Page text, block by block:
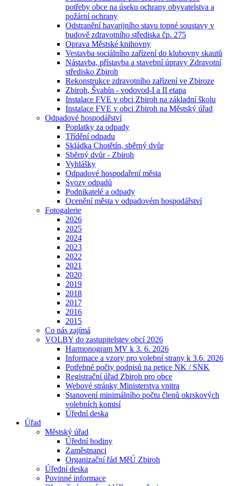
potřeby obce na úseku ochrany obyvatelstva a
požární ochrany
Odstranění havarijního stavu topné soustavy v
budově zdravotního střediska čp. 275
Oprava Městské knihovny
Vestavba sociálního zařízení do klubovny skautů
Nástavba, přístavba a stavební úpravy Zdravotní
středisko Zbiroh
Rekonstrukce zdravotního zařízení ve Zbiroze
Zbiroh, Švabín - vodovod-I a II etapa
Instalace FVE v obci Zbiroh na základní školu
Instalace FVE v obci Zbiroh na Městský úřad
Odpadové hospodářství
Poplatky za odpady
Třídění odpadu
Skládka Chotětín, sběrný dvůr
Sběrný dvůr - Zbiroh
Vyhlášky
Odpadové hospodaření města
Svozy odpadů
Podnikatelé a odpady
Ocenění města v odpadovém hospodářství
Fotogalerie
2026
2025
2024
2023
2022
2021
2020
2019
2018
2017
2016
2015
Co nás zajímá
VOLBY do zastupitelstev obcí 2026
Harmonogram MV k 3. 6. 2026
Informace a vzory pro volební strany k 3.6. 2026
Potřebné počty podpisů na petice NK / SNK
Registrační úřad Zbiroh pro obce
Webové stránky Ministerstva vnitra
Stanovení minimálního počtu členů okrskových
volebních komisí
Úřední deska
Úřad
Městský úřad
Úřední hodiny
Zaměstnanci
Organizační řád MěÚ Zbiroh
Úřední deska
Povinné informace